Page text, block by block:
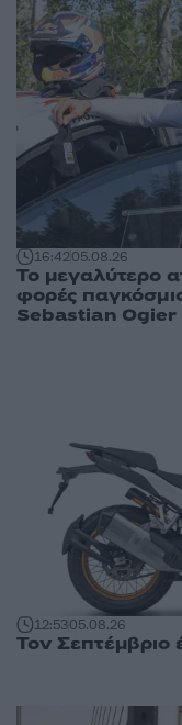
16:4205.08.26
Το μεγαλύτερο
φορές
Sebastian Ogier
12:5305.08.26
Τον Σεπτέμβριο